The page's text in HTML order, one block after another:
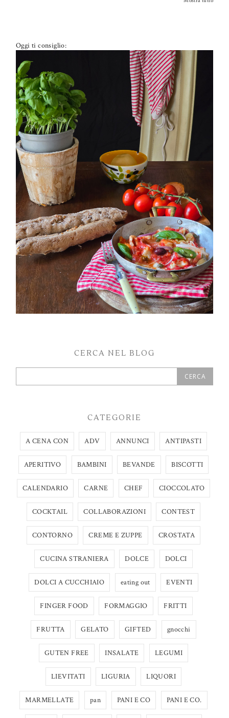
Oggi ti consiglio:
PETTI DI POLLO ALLA PIZZAIOLA
CERCA NEL BLOG
CATEGORIE
A CENA CON ADV ANNUNCI ANTIPASTI
APERITIVO BAMBINI BEVANDE BISCOTTI
CALENDARIO CARNE CHEF CIOCCOLATO
COCKTAIL COLLABORAZIONI CONTEST
CONTORNO CREME E ZUPPE CROSTATA
CUCINA STRANIERA DOLCE DOLCI
DOLCI A CUCCHIAIO eating out EVENTI
FINGER FOOD FORMAGGIO FRITTI
FRUTTA GELATO GIFTED gnocchi
GUTEN FREE INSALATE LEGUMI
LIEVITATI LIGURIA LIQUORI
MARMELLATE pan PANI E CO PANI E CO.